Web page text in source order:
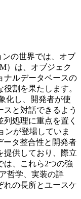
ンの世界では、オブ
）は、オブジェク
ナルデータベースの
割を果たします。
化し、開発者が使
と対話できるよう
処理に重点を置く
ンが登場していま
ータ整合性と開発者
提供しており、際立
は、これら2つの強
哲学、実装の詳
れの長所とユースケ